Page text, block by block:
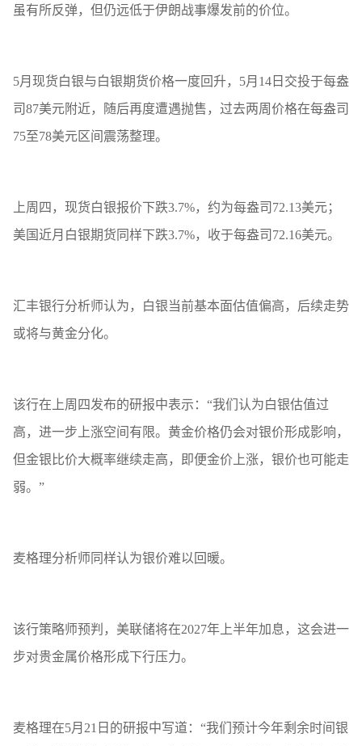
虽有所反弹，但仍远低于伊朗战事爆发前的价位。
5月现货白银与白银期货价格一度回升，5月14日交投于每盎
司87美元附近，随后再度遭遇抛售，过去两周价格在每盎司
75至78美元区间震荡整理。
上周四，现货白银报价下跌3.7%，约为每盎司72.13美元；
美国近月白银期货同样下跌3.7%，收于每盎司72.16美元。
汇丰银行分析师认为，白银当前基本面估值偏高，后续走势
或将与黄金分化。
该行在上周四发布的研报中表示：“我们认为白银估值过
高，进一步上涨空间有限。黄金价格仍会对银价形成影响，
但金银比价大概率继续走高，即便金价上涨，银价也可能走
弱。”
麦格理分析师同样认为银价难以回暖。
该行策略师预判，美联储将在2027年上半年加息，这会进一
步对贵金属价格形成下行压力。
麦格理在5月21日的研报中写道：“我们预计今年剩余时间银